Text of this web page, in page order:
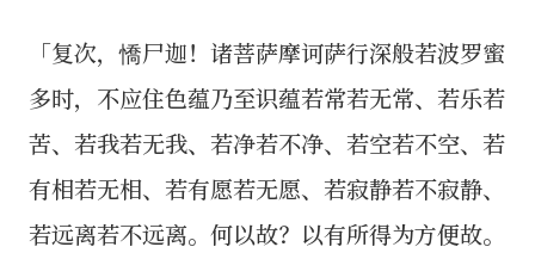
「复次，憍尸迦！诸菩萨摩诃萨行深般若波罗蜜
多时，不应住色蕴乃至识蕴若常若无常、若乐若
苦、若我若无我、若净若不净、若空若不空、若
有相若无相、若有愿若无愿、若寂静若不寂静、
若远离若不远离。何以故？以有所得为方便故。